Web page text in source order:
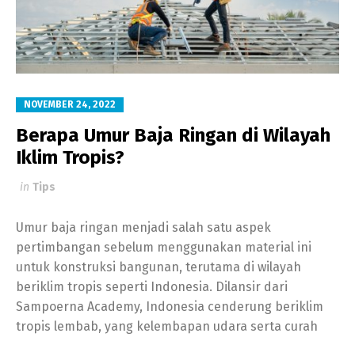
NOVEMBER 24, 2022
Berapa Umur Baja Ringan di Wilayah
Iklim Tropis?
in Tips
Umur baja ringan menjadi salah satu aspek
pertimbangan sebelum menggunakan material ini
untuk konstruksi bangunan, terutama di wilayah
beriklim tropis seperti Indonesia. Dilansir dari
Sampoerna Academy, Indonesia cenderung beriklim
tropis lembab, yang kelembapan udara serta curah